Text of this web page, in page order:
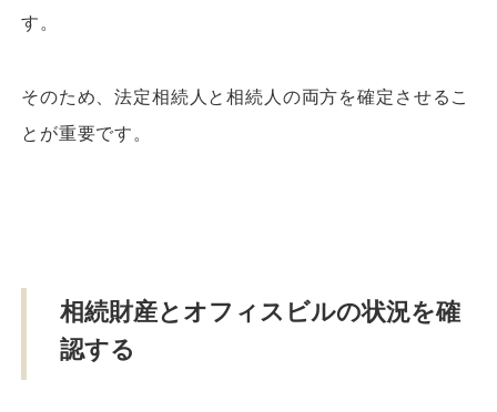
す。
そのため、法定相続人と相続人の両方を確定させるこ
とが重要です。
相続財産とオフィスビルの状況を確
認する